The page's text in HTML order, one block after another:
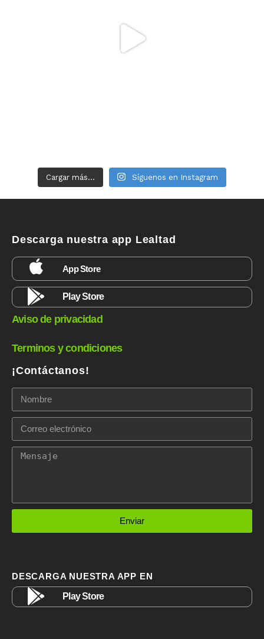
Cargar más... Síguenos en Instagram
Descarga nuestra app Lealtad
App Store
Play Store
Aviso de privacidad
Terminos y condiciones
¡Contáctanos!
Enviar
DESCARGA NUESTRA APP EN
Play Store